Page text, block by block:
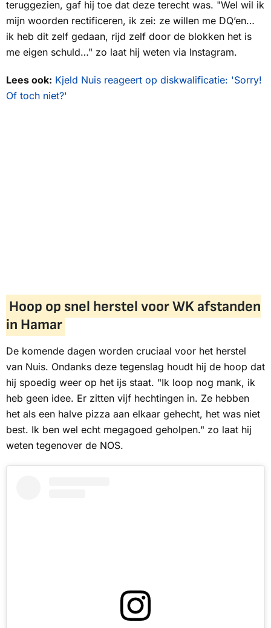
teruggezien, gaf hij toe dat deze terecht was. "Wel wil ik
mijn woorden rectificeren, ik zei: ze willen me DQ’en…
ik heb dit zelf gedaan, rijd zelf door de blokken het is
me eigen schuld…" zo laat hij weten via Instagram.
Lees ook: Kjeld Nuis reageert op diskwalificatie: 'Sorry!
Of toch niet?'
Hoop op snel herstel voor WK afstanden
in Hamar
De komende dagen worden cruciaal voor het herstel
van Nuis. Ondanks deze tegenslag houdt hij de hoop dat
hij spoedig weer op het ijs staat. "Ik loop nog mank, ik
heb geen idee. Er zitten vijf hechtingen in. Ze hebben
het als een halve pizza aan elkaar gehecht, het was niet
best. Ik ben wel echt megagoed geholpen." zo laat hij
weten tegenover de NOS.